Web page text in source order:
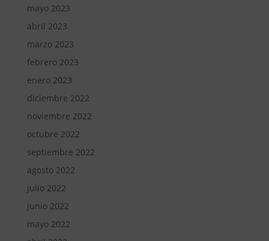
mayo 2023
abril 2023
marzo 2023
febrero 2023
enero 2023
diciembre 2022
noviembre 2022
octubre 2022
septiembre 2022
agosto 2022
julio 2022
junio 2022
mayo 2022